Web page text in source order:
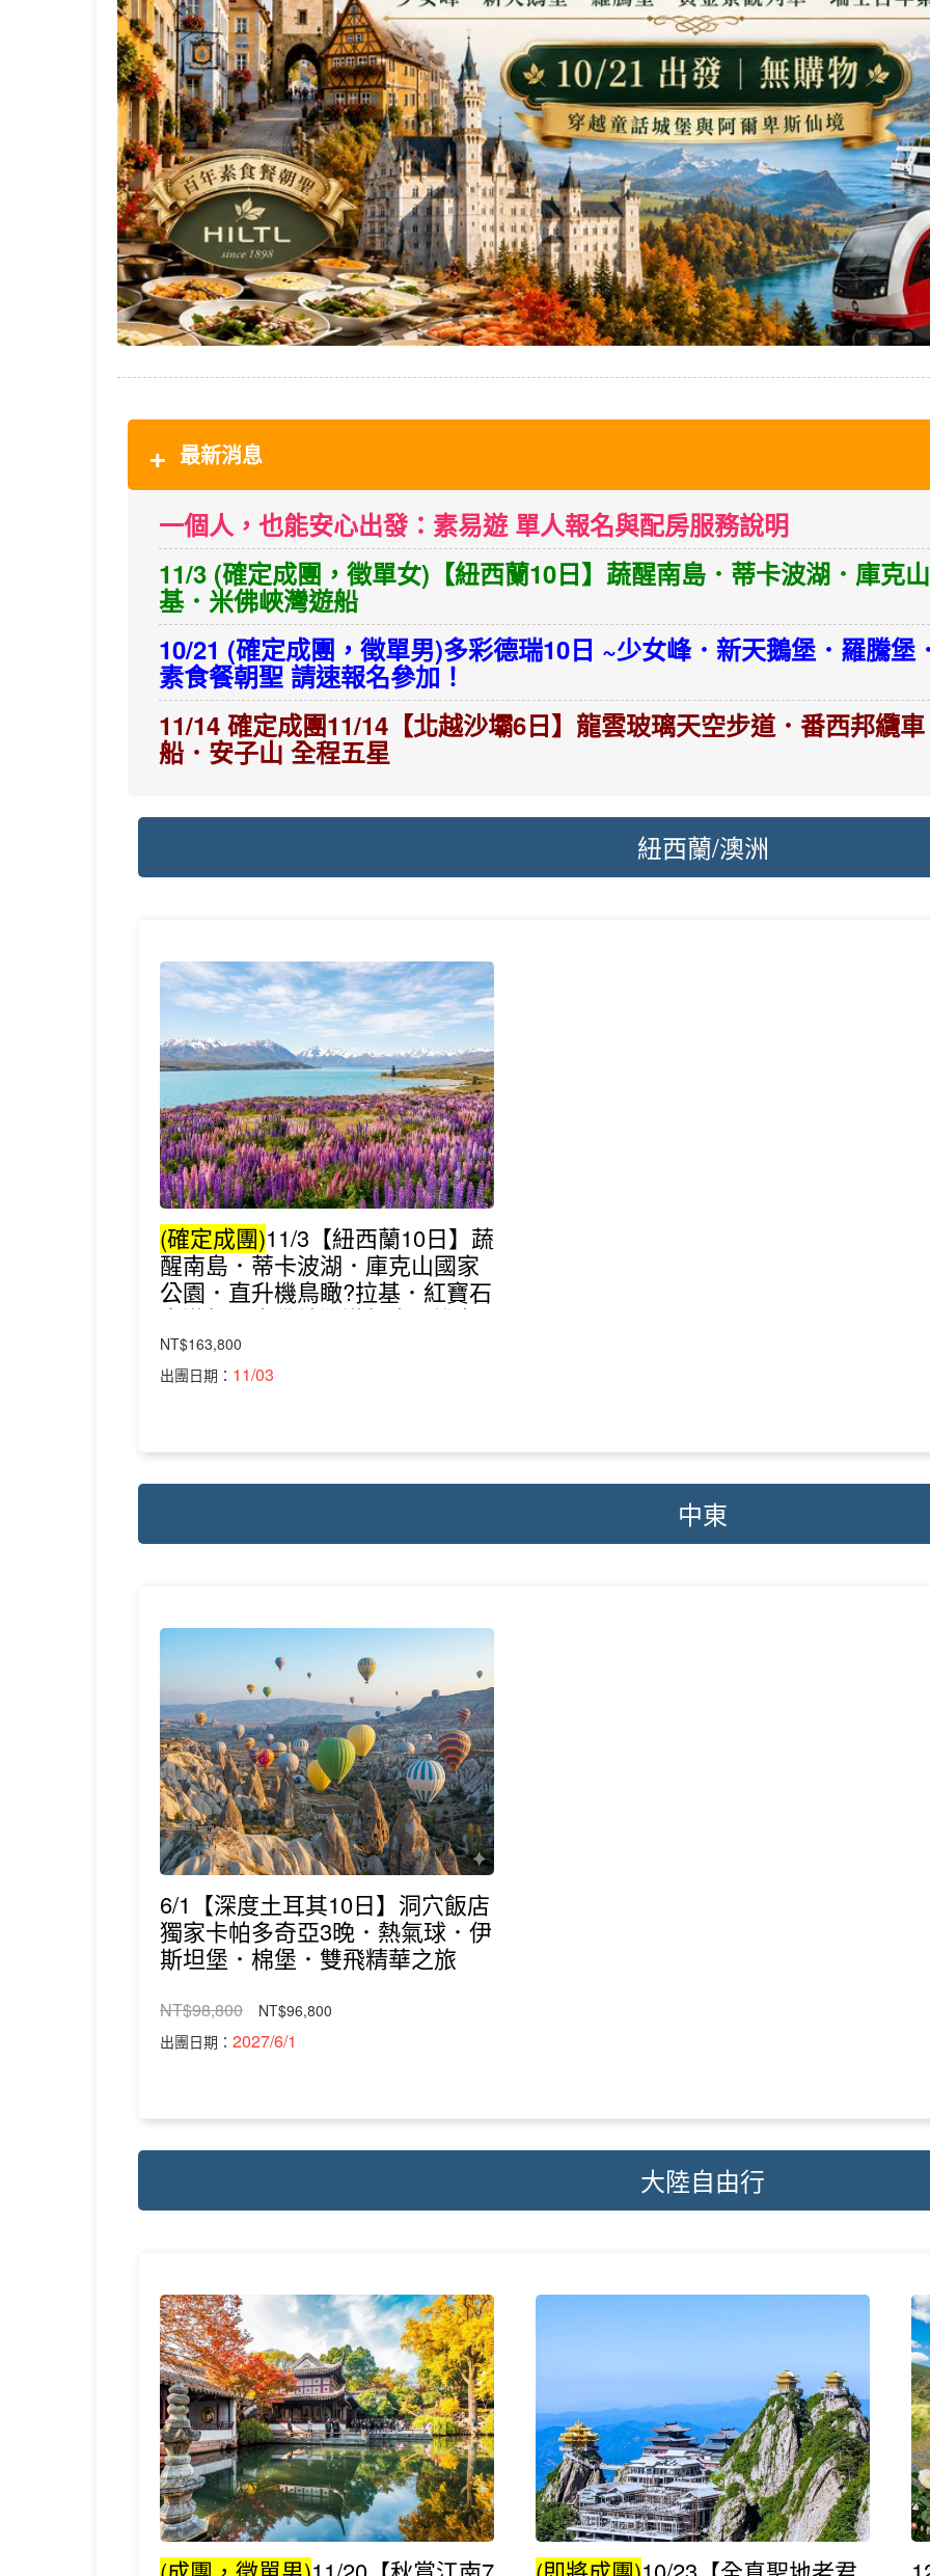
最新消息
一個人，也能安心出發：素易遊 單人報名與配房服務說明
11/3 (確定成團，徵單女)【紐西蘭10日】蔬醒南島．蒂卡波湖．庫克
基．米佛峽灣遊船
10/21 (確定成團，徵單男)多彩德瑞10日 ~少女峰．新天鵝堡．羅騰堡
素食餐朝聖 請速報名參加！
11/14 確定成團11/14【北越沙壩6日】龍雲玻璃天空步道．番西邦纜
船．安子山 全程五星
紐西蘭/澳洲
(確定成團)11/3【紐西蘭10日】蔬
醒南島．蒂卡波湖．庫克山國家
公園．直升機鳥瞰?拉基．紅寶石
島遊船．米佛峽灣遊船｜不進免
稅店
NT$163,800
出團日期： 11/03
中東
6/1【深度土耳其10日】洞穴飯店
獨家卡帕多奇亞3晚．熱氣球．伊
斯坦堡．棉堡．雙飛精華之旅
NT$98,800
NT$96,800
出團日期： 2027/6/1
大陸自由行